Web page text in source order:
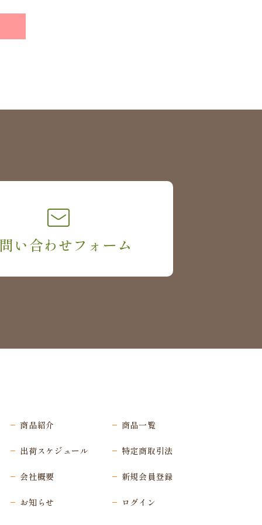
い合わせフォーム
商品紹介
出荷スケジュール
会社概要
お知らせ
商品一覧
特定商取引法
新規会員登録
ログイン